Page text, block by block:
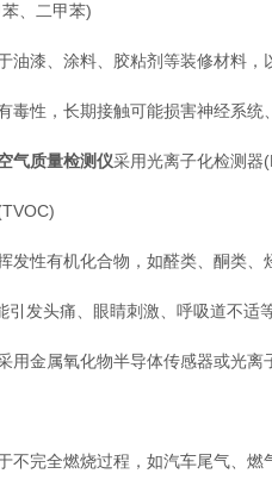
、二甲苯)
漆、涂料、胶粘剂等装修材料，
性，长期接触可能损害神经系统
气质量检测仪采用光离子化检测器
性有机化合物，如醛类、酮类、
头痛、眼睛刺激、呼吸道不适
金属氧化物半导体传感器或光离
完全燃烧过程，如汽车尾气、燃